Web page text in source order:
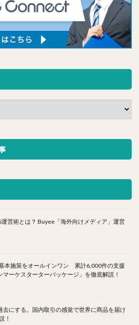
営術とは？ Buyee「海外向けメディア」運営
本施策をオールインワン 累計6,000件の支援
ーケスターターパッケージ」を徹底解説！
去にする。国内取引の感覚で世界に商品を届け
！